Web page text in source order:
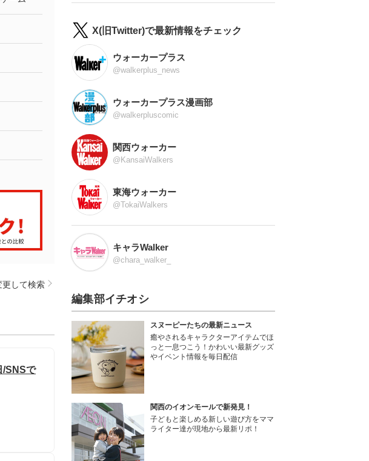
更して検索
/SNSで
X(旧Twitter)で最新情報をチェック
ウォーカープラス
@walkerplus_news
ウォーカープラス漫画部
@walkerpluscomic
関西ウォーカー
@KansaiWalkers
東海ウォーカー
@TokaiWalkers
キャラWalker
@chara_walker_
編集部イチオシ
スヌーピーたちの最新ニュース
癒やされるキャラクターアイテムでほ
っと一息つこう！かわいい最新グッズ
やイベント情報を毎日配信
関西のイオンモールで新発見！
子どもと楽しめる新しい遊び方をママ
ライター達が現地から最新リポ！